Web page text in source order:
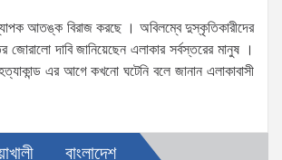
আতঙ্ক বিরাজ করছে । অবিলম্বে দুস্কৃতিকারীদের
জোরালো দাবি জানিয়েছেন এলাকার সর্বস্তরের মানুষ ।
এর আগে কখনো ঘটেনি বলে জানান এলাকাবাসী
বাংলাদেশ